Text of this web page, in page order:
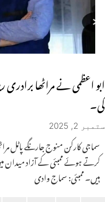
ابو اعظمی نے مراٹھا
کی۔
ستمبر 2, 2025
سماجی کارکن منوج جارنگے پاٹل
کرتے ہوئے ممبئی کے آزاد میدان
ہیں۔ ممبئی: سماج وادی